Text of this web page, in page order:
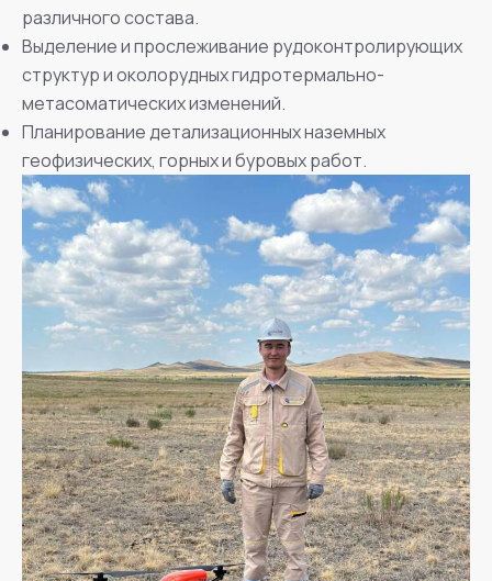
различного состава.
Выделение и прослеживание рудоконтролирующих
структур и околорудных гидротермально-
метасоматических изменений.
Планирование детализационных наземных
геофизических, горных и буровых работ.